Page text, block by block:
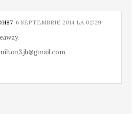
6 SEPTEMBRIE 2014 LA 02:29